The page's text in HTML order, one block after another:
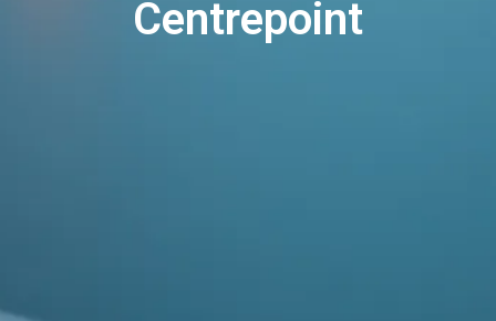
Centrepoint